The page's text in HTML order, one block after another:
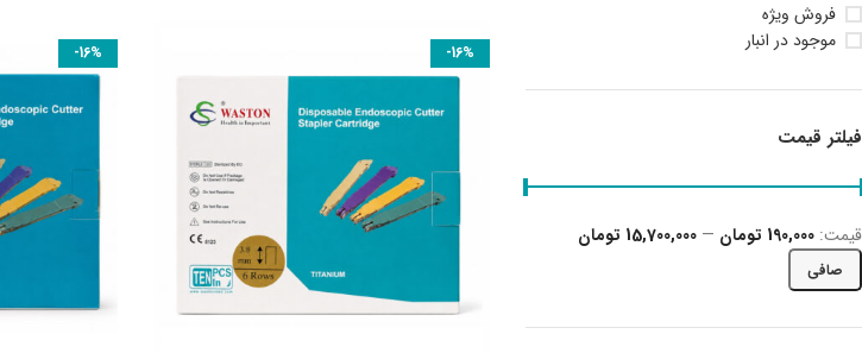
فروش ویژه
موجود در انبار
فیلتر قیمت
صافی
قيمت: 190,000 تومان — 15,700,000 تومان
-16%
-16%